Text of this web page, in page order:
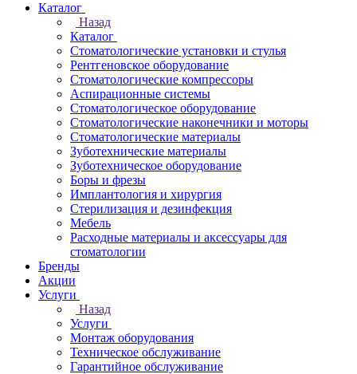
Каталог
Назад
Каталог
Стоматологические установки и стулья
Рентгеновское оборудование
Стоматологические компрессоры
Аспирационные системы
Стоматологическое оборудование
Стоматологические наконечники и моторы
Стоматологические материалы
Зуботехнические материалы
Зуботехническое оборудование
Боры и фрезы
Имплантология и хирургия
Стерилизация и дезинфекция
Мебель
Расходные материалы и аксессуары для
стоматологии
Бренды
Акции
Услуги
Назад
Услуги
Монтаж оборудования
Техническое обслуживание
Гарантийное обслуживание